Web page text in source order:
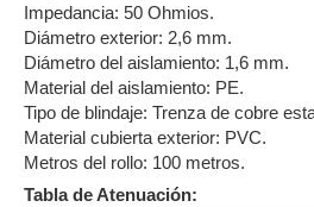
Impedancia: 50 Ohmios.
Diámetro exterior: 2,6 mm.
Diámetro del aislamiento: 1,6 mm.
Material del aislamiento: PE.
Tipo de blindaje: Trenza de cobre
Material cubierta exterior: PVC.
Metros del rollo: 100 metros.
Tabla de Atenuación: